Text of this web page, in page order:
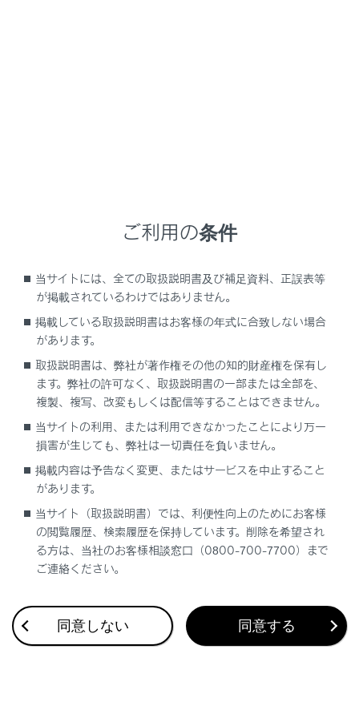
後方カメラの位置
カメラのお手入れについて
カメラの取り扱いに関する留意点
合わせて見られているページ
ドライブレコーダー（前後方）について
ドライブレコーダー
録画映像を再生する
このページは役に立ちましたか？
ご利用の条件
当サイトには、全ての取扱説明書及び補足資料、正誤表等
が掲載されているわけではありません。
掲載している取扱説明書はお客様の年式に合致しない場合
があります。
取扱説明書は、弊社が著作権その他の知的財産権を保有し
ます。弊社の許可なく、取扱説明書の一部または全部を、
複製、複写、改変もしくは配信等することはできません。
当サイトの利用、または利用できなかったことにより万一
損害が生じても、弊社は一切責任を負いません。
掲載内容は予告なく変更、またはサービスを中止すること
があります。
当サイト（取扱説明書）では、利便性向上のためにお客様
の閲覧履歴、検索履歴を保持しています。削除を希望され
る方は、当社のお客様相談窓口（0800-700-7700）まで
ご連絡ください。
同意しない 同意する